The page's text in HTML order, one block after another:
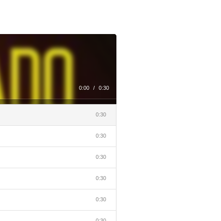
0:00 / 0:30
0:30
0:30
0:30
0:30
0:30